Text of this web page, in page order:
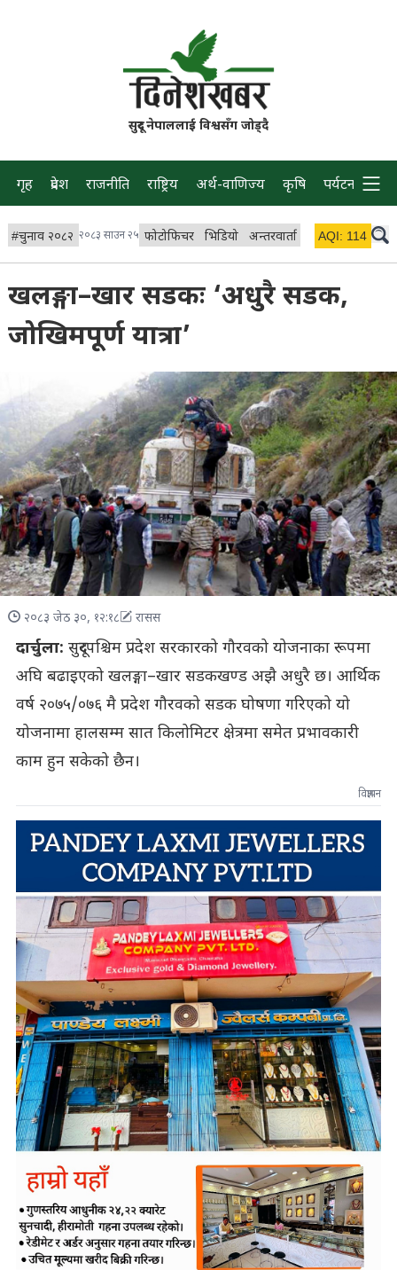
सुदूर नेपाललाई विश्वसँग जोड्दै
गृह प्रदेश राजनीति राष्ट्रिय अर्थ-वाणिज्य कृषि पर्यटन प्रवास
#चुनाव २०८२ २०८३ साउन २५ फोटोफिचर भिडियो अन्तरवार्ता विचार/ब्लग
AQI: 114
खलङ्गा–खार सडकः ‘अधुरै सडक,
जोखिमपूर्ण यात्रा’
२०८३ जेठ ३०, १२:१८ रासस
दार्चुला: सुदूरपश्चिम प्रदेश सरकारको गौरवको योजनाका रूपमा
अघि बढाइएको खलङ्गा–खार सडकखण्ड अझै अधुरै छ। आर्थिक
वर्ष २०७५/०७६ मै प्रदेश गौरवको सडक घोषणा गरिएको यो
योजनामा हालसम्म सात किलोमिटर क्षेत्रमा समेत प्रभावकारी
काम हुन सकेको छैन।
विज्ञापन